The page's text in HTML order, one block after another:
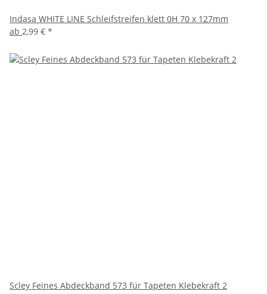
Indasa WHITE LINE Schleifstreifen klett 0H 70 x 127mm
ab 2,99 € *
Scley Feines Abdeckband 573 für Tapeten Klebekraft 2